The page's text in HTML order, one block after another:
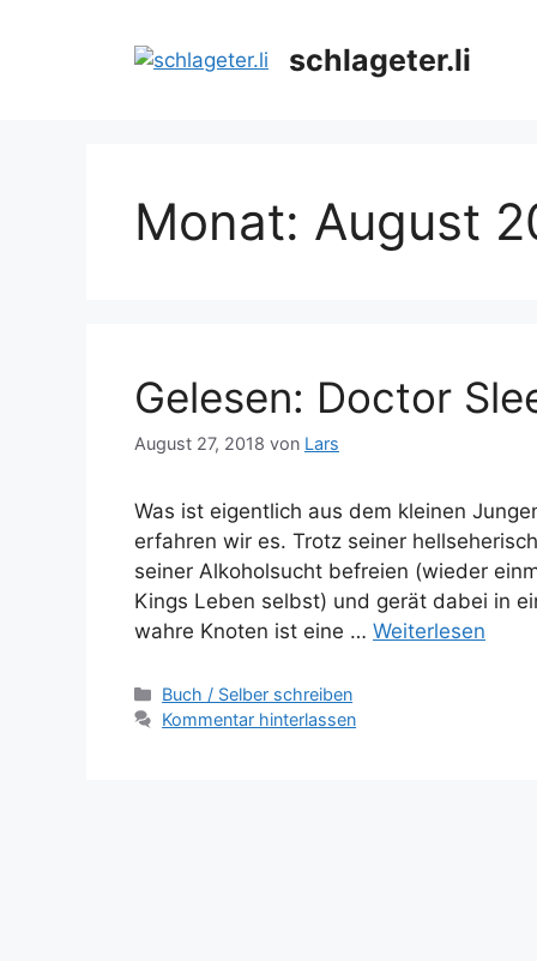
schlageter.li
Monat: August
Gelesen: Doctor
August 27, 2018 von Lars
Was ist eigentlich aus dem kleinen
erfahren wir es. Trotz seiner
seiner Alkoholsucht befreien (wieder
Kings Leben selbst) und gerät dabei in
wahre Knoten ist eine … Weiterlesen
Kategorien
Buch / Selber schreiben
Kommentar hinterlassen